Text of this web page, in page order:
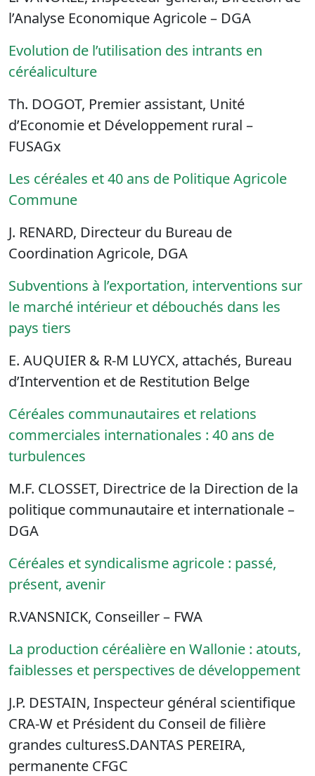
l’Analyse Economique Agricole – DGA
Evolution de l’utilisation des intrants en
céréaliculture
Th. DOGOT, Premier assistant, Unité
d’Economie et Développement rural –
FUSAGx
Les céréales et 40 ans de Politique Agricole
Commune
J. RENARD, Directeur du Bureau de
Coordination Agricole, DGA
Subventions à l’exportation, interventions sur
le marché intérieur et débouchés dans les
pays tiers
E. AUQUIER & R-M LUYCX, attachés, Bureau
d’Intervention et de Restitution Belge
Céréales communautaires et relations
commerciales internationales : 40 ans de
turbulences
M.F. CLOSSET, Directrice de la Direction de la
politique communautaire et internationale –
DGA
Céréales et syndicalisme agricole : passé,
présent, avenir
R.VANSNICK, Conseiller – FWA
La production céréalière en Wallonie : atouts,
faiblesses et perspectives de développement
J.P. DESTAIN, Inspecteur général scientifique
CRA-W et Président du Conseil de filière
grandes culturesS.DANTAS PEREIRA,
permanente CFGC